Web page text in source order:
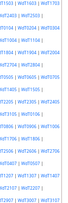
| WdT1603| WdT1703
| WdT2503|
| WdT0204| WdT0304
| WdT1104|
| WdT1904| WdT2004
| WdT2804|
| WdT0605| WdT0705
| WdT1505|
| WdT2305| WdT2405
| WdT0106|
| WdT0906| WdT1006
| WdT1806|
| WdT2606| WdT2706
| WdT0507|
| WdT1307| WdT1407
| WdT2207|
| WdT3007| WdT3107